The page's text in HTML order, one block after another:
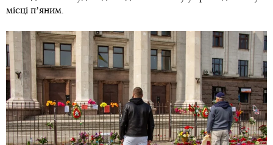
місці пʼяним.